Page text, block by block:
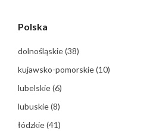
Polska
dolnośląskie(38)
kujawsko-pomorskie(10)
lubelskie(6)
lubuskie(8)
łódzkie(41)